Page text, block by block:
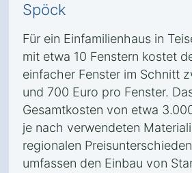
Spöck
Für ein Einfamilienhaus in
mit etwa 10 Fenstern kostet
einfacher Fenster im Schnitt
und 700 Euro pro Fenster.
Gesamtkosten von etwa
je nach verwendeten
regionalen
umfassen den Einbau von